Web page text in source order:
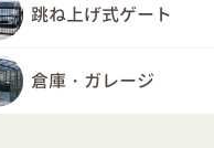
跳ね上げ式ゲート
倉庫・ガレージ